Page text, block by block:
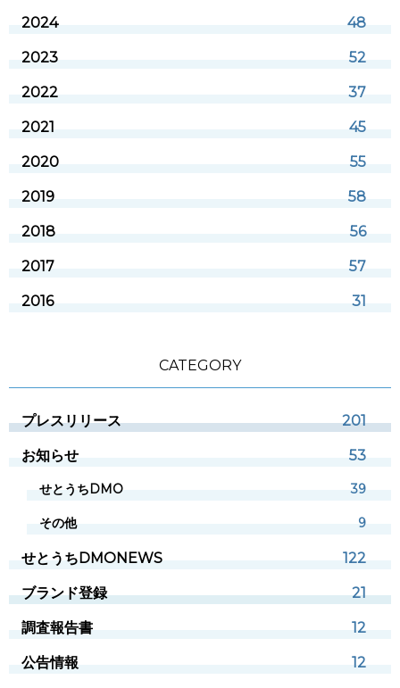
2024 48
2023 52
2022 37
2021 45
2020 55
2019 58
2018 56
2017 57
2016 31
CATEGORY
プレスリリース 201
お知らせ 53
せとうちDMO 39
その他 9
せとうちDMONEWS 122
ブランド登録 21
調査報告書 12
公告情報 12